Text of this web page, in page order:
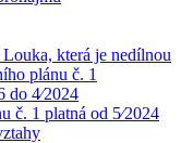
která je nedílnou
plánu č. 1
do 4⁄2024
č. 1 platná od 5⁄2024